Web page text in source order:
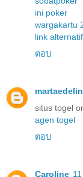
ini poker
wargakartu
link
ตอบ
situs togel
agen togel
ตอบ
Caroline